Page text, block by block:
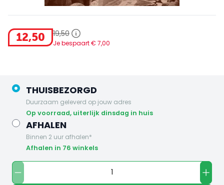
12,50 19,50
Je bespaart € 7,00
THUISBEZORGD
Duurzaam geleverd op jouw adres
op voorraad, uiterlijk dinsdag in huis
AFHALEN
Binnen 2 uur afhalen*
Afhalen in 76 winkels